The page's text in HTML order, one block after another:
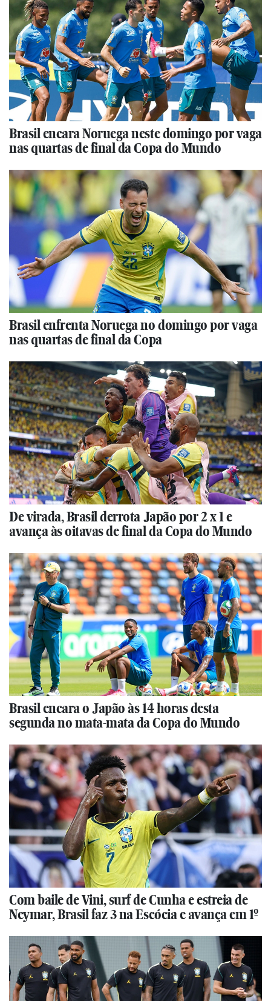
Brasil encara Noruega neste domingo por vaga
nas quartas de final da Copa do Mundo
Brasil enfrenta Noruega no domingo por vaga
nas quartas de final da Copa
De virada, Brasil derrota Japão por 2 x 1 e
avança às oitavas de final da Copa do Mundo
Brasil encara o Japão às 14 horas desta
segunda no mata-mata da Copa do Mundo
Com baile de Vini, surf de Cunha e estreia de
Neymar, Brasil faz 3 na Escócia e avança em 1º